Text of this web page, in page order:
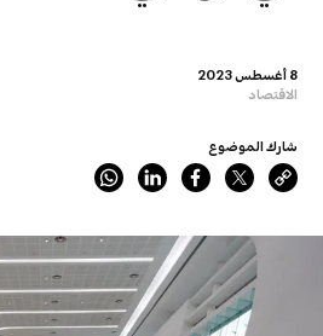
8 أغسطس 2023
الاقتصاد
شارك الموضوع